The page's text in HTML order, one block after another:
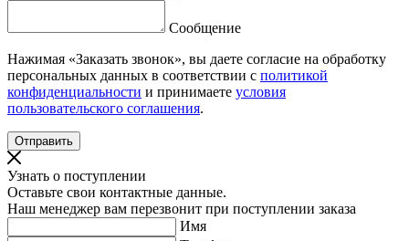
Сообщение
Нажимая «Заказать звонок», вы даете согласие на обработку
персональных данных в соответствии с политикой
конфиденциальности и принимаете условия
пользовательского соглашения.
Узнать о поступлении
Оставьте свои контактные данные.
Наш менеджер вам перезвонит при поступлении заказа
Имя